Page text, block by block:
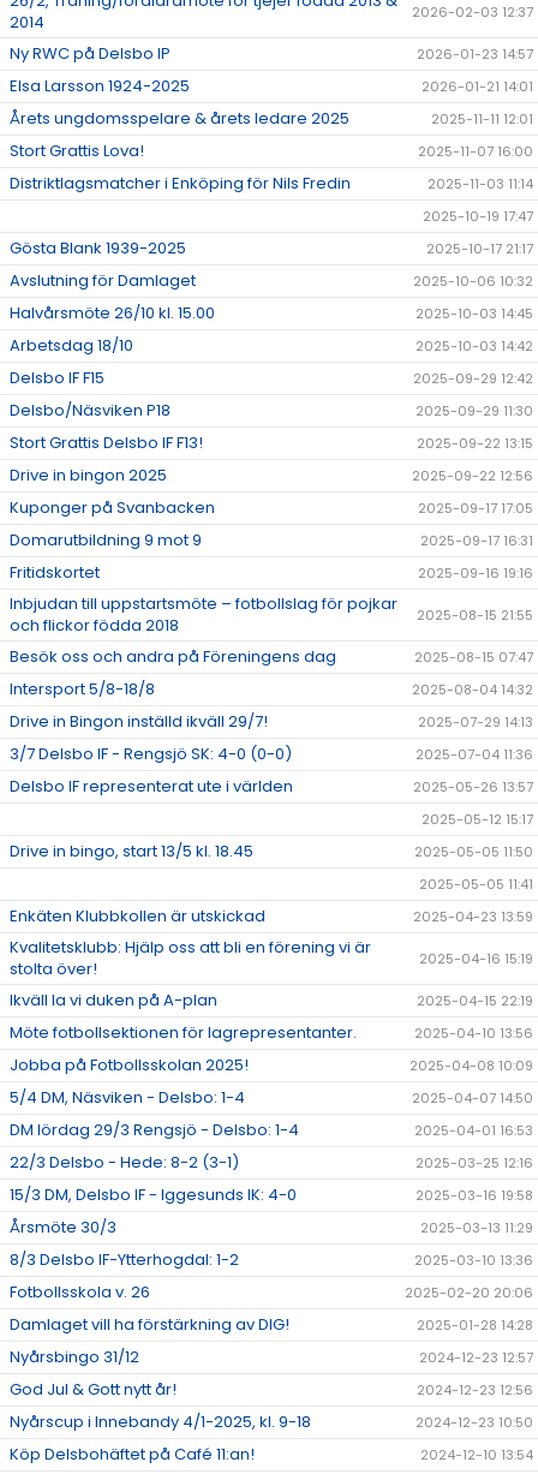
2014
2026-02-03 12:37
Ny RWC på Delsbo IP 2026-01-23 14:57
Elsa Larsson 1924-2025 2026-01-21 14:01
Årets ungdomsspelare & årets ledare 2025 2025-11-11 12:01
Stort Grattis Lova! 2025-11-07 16:00
Distriktlagsmatcher i Enköping för Nils Fredin
2025-11-03 11:14
2025-10-19 17:47
Gösta Blank 1939-2025 2025-10-17 21:17
Avslutning för Damlaget 2025-10-06 10:32
Halvårsmöte 26/10 kl. 15.00 2025-10-03 14:45
Arbetsdag 18/10 2025-10-03 14:42
Delsbo IF F15 2025-09-29 12:42
Delsbo/Näsviken P18 2025-09-29 11:30
Stort Grattis Delsbo IF F13! 2025-09-22 13:15
Drive in bingon 2025 2025-09-22 12:56
Kuponger på Svanbacken 2025-09-17 17:05
Domarutbildning 9 mot 9 2025-09-17 16:31
Fritidskortet 2025-09-16 19:16
Inbjudan till uppstartsmöte – fotbollslag för pojkar
och flickor födda 2018
2025-08-15 21:55
Besök oss och andra på Föreningens dag 2025-08-15 07:47
Intersport 5/8-18/8 2025-08-04 14:32
Drive in Bingon inställd ikväll 29/7! 2025-07-29 14:13
3/7 Delsbo IF - Rengsjö SK: 4-0 (0-0) 2025-07-04 11:36
Delsbo IF representerat ute i världen
2025-05-26 13:57
2025-05-12 15:17
Drive in bingo, start 13/5 kl. 18.45
2025-05-05 11:50
2025-05-05 11:41
Enkäten Klubbkollen är utskickad 2025-04-23 13:59
Kvalitetsklubb: Hjälp oss att bli en förening vi är
stolta över!
2025-04-16 15:19
Ikväll la vi duken på A-plan 2025-04-15 22:19
Möte fotbollsektionen för lagrepresentanter. 2025-04-10 13:56
Jobba på Fotbollsskolan 2025! 2025-04-08 10:09
5/4 DM, Näsviken - Delsbo: 1-4 2025-04-07 14:50
DM lördag 29/3 Rengsjö - Delsbo: 1-4 2025-04-01 16:53
22/3 Delsbo - Hede: 8-2 (3-1) 2025-03-25 12:16
15/3 DM, Delsbo IF - Iggesunds IK: 4-0 2025-03-16 19:58
Årsmöte 30/3 2025-03-13 11:29
8/3 Delsbo IF-Ytterhogdal: 1-2 2025-03-10 13:36
Fotbollsskola v. 26 2025-02-20 20:06
Damlaget vill ha förstärkning av DIG! 2025-01-28 14:28
Nyårsbingo 31/12 2024-12-23 12:57
God Jul & Gott nytt år! 2024-12-23 12:56
Nyårscup i Innebandy 4/1-2025, kl. 9-18 2024-12-23 10:50
Köp Delsbohäftet på Café 11:an! 2024-12-10 13:54